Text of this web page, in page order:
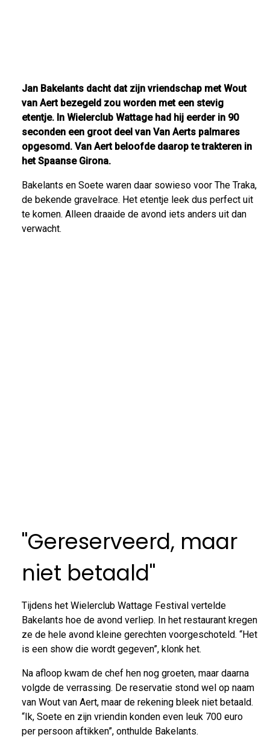
Jan Bakelants dacht dat zijn vriendschap met Wout
van Aert bezegeld zou worden met een stevig
etentje. In Wielerclub Wattage had hij eerder in 90
seconden een groot deel van Van Aerts palmares
opgesomd. Van Aert beloofde daarop te trakteren in
het Spaanse Girona.
Bakelants en Soete waren daar sowieso voor The Traka,
de bekende gravelrace. Het etentje leek dus perfect uit
te komen. Alleen draaide de avond iets anders uit dan
verwacht.
"Gereserveerd, maar
niet betaald"
Tijdens het Wielerclub Wattage Festival vertelde
Bakelants hoe de avond verliep. In het restaurant kregen
ze de hele avond kleine gerechten voorgeschoteld. “Het
is een show die wordt gegeven”, klonk het.
Na afloop kwam de chef hen nog groeten, maar daarna
volgde de verrassing. De reservatie stond wel op naam
van Wout van Aert, maar de rekening bleek niet betaald.
“Ik, Soete en zijn vriendin konden even leuk 700 euro
per persoon aftikken”, onthulde Bakelants.